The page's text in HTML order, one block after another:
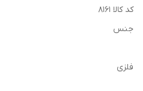
کد کالا ۸۱۶۱
جنس
فلزی